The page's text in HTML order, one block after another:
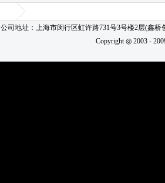
公司地址：上海市闵行区虹许路731号3号楼2层(鑫
Copyright ◎ 2003 -